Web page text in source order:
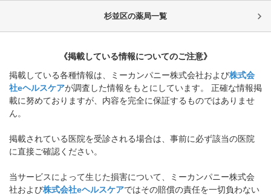
杉並区の薬局一覧
《掲載している情報についてのご注意》
掲載している各種情報は、ミーカンパニー株式会社および株式会
社eヘルスケアが調査した情報をもとにしています。 正確な情報掲
載に努めておりますが、内容を完全に保証するものではありませ
ん。
掲載されている医院を受診される場合は、事前に必ず該当の医院
に直接ご確認ください。
当サービスによって生じた損害について、ミーカンパニー株式会
社および株式会社eヘルスケアではその賠償の責任を一切負わない